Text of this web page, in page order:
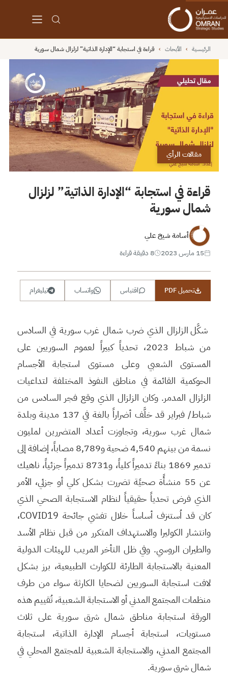
الرئيسية › الأبحاث › قراءة في استجابة “الإدارة الذاتية” لزلزال شمال سورية
مقالات الرأي
قراءة في استجابة “الإدارة الذاتية” لزلزال
شمال سورية
أسامة شيخ علي
15 مارس 2023
8 دقيقة قراءة
تحميل PDF اقتباس واتساب تيليغرام
شكَّل الزلزال الذي ضرب شمال غرب سورية في السادس
من شباط 2023، تحدياً كبيراً لعموم السوريين على
المستوى الشعبي وعلى مستوى استجابة الأجسام
الحوكمية القائمة في مناطق النفوذ المختلفة لتداعيات
الزلزال المدمر. وكان الزلزال الذي وقع فجر السادس من
شباط/ فبراير قد خلَّف أضراراً بالغة في 137 مدينة وبلدة
شمال غرب سورية، وتجاوزت أعداد المتضررين لمليون
نسمة من بينهم 4,540 ضحية و8,789 مصاباً، إضافة إلى
تدمير 1869 بناءً تدميراً كلياً، و8731 تدميراً جزئياً، ناهيك
عن 55 منشأًة صحيًة تضررت بشكل كلي أو جزئي، الأمر
الذي فرض تحدياً حقيقياً لنظام الاستجابة الصحي الذي
كان قد اُستنزف أساساً خلال تفشي جائحة COVID19،
وانتشار الكوليرا والاستهداف المتكرر من قبل نظام الأسد
والطيران الروسي. وفي ظل التأخر المريب للهيئات الدولية
المعنية بالاستجابة الطارئة للكوارث الطبيعية، برز بشكل
لافت استجابة السوريين لضحايا الكارثة سواء من طرف
منظمات المجتمع المدني أو الاستجابة الشعبية، تُقييم هذه
الورقة استجابة مناطق شمال شرق سورية على ثلاث
مستويات، استجابة أجسام الإدارة الذاتية، استجابة
المجتمع المدني، والاستجابة الشعبية للمجتمع المحلي في
شمال شرق سورية.